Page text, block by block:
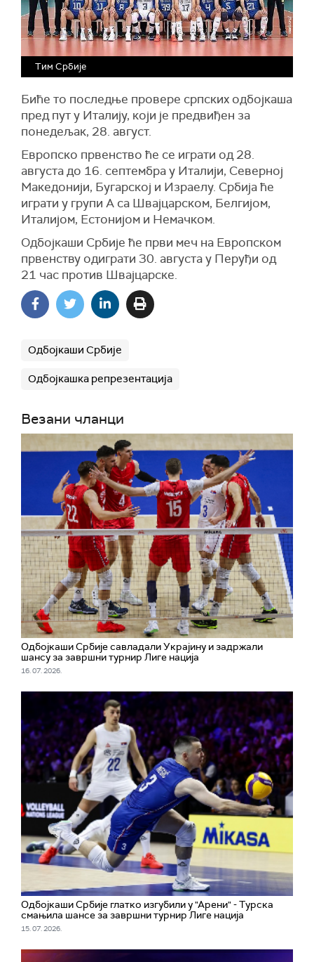
Тим Србије
Биће то последње провере српских одбојкаша
пред пут у Италију, који је предвиђен за
понедељак, 28. август.
Европско првенство ће се играти од 28.
августа до 16. септембра у Италији, Северној
Македонији, Бугарској и Израелу. Србија ће
играти у групи А са Швајцарском, Белгијом,
Италијом, Естонијом и Немачком.
Одбојкаши Србије ће први меч на Европском
првенству одиграти 30. августа у Перуђи од
21 час против Швајцарске.
Одбојкаши Србије
Одбојкашка репрезентација
Везани чланци
Одбојкаши Србије савладали Украјину и задржали
шансу за завршни турнир Лиге нација
16. 07. 2026.
Одбојкаши Србије глатко изгубили у "Арени" - Турска
смањила шансе за завршни турнир Лиге нација
15. 07. 2026.